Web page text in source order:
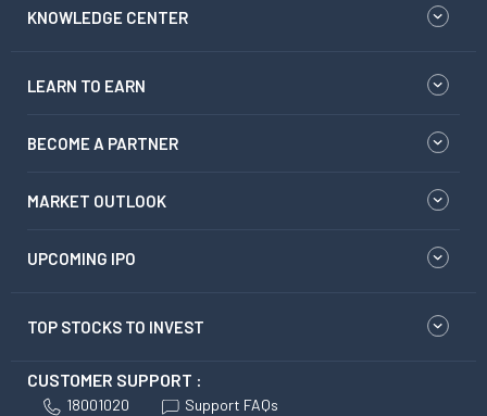
KNOWLEDGE CENTER
LEARN TO EARN
BECOME A PARTNER
MARKET OUTLOOK
UPCOMING IPO
TOP STOCKS TO INVEST
CUSTOMER SUPPORT :
18001020 Support FAQs